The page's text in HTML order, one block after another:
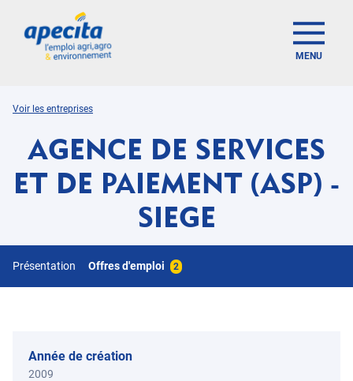
MENU
Voir les entreprises
AGENCE DE SERVICES
ET DE PAIEMENT (ASP) -
SIEGE
Présentation Offres d'emploi 2
Année de création
2009